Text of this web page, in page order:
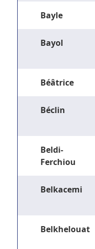
Bayle
Bayol
Béâtrice
Béclin
Beldi-
Ferchiou
Belkacemi
Belkhelouat